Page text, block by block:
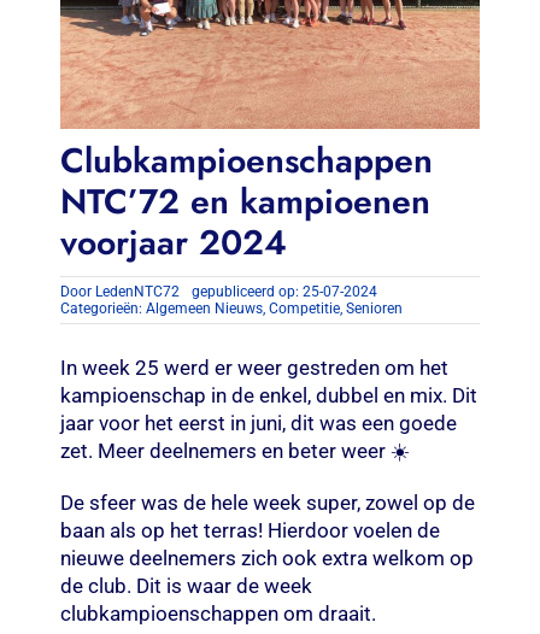
Clubkampioenschappen
NTC’72 en kampioenen
voorjaar 2024
Door LedenNTC72
gepubliceerd op: 25-07-2024
Categorieën: Algemeen Nieuws, Competitie, Senioren
In week 25 werd er weer gestreden om het
kampioenschap in de enkel, dubbel en mix. Dit
jaar voor het eerst in juni, dit was een goede
zet. Meer deelnemers en beter weer ☀️
De sfeer was de hele week super, zowel op de
baan als op het terras! Hierdoor voelen de
nieuwe deelnemers zich ook extra welkom op
de club. Dit is waar de week
clubkampioenschappen om draait.